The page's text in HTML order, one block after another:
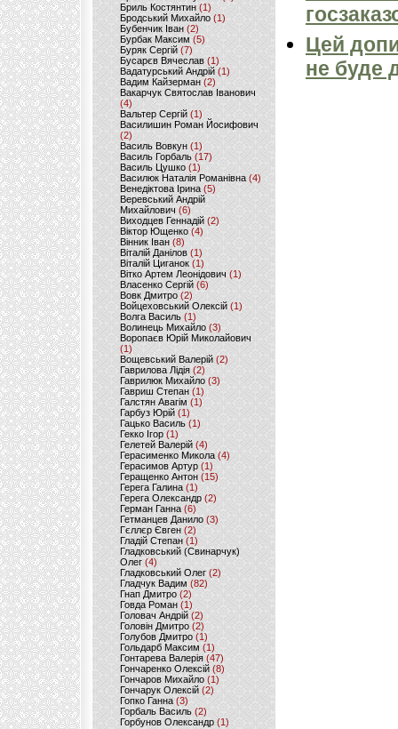
Бриль Костянтин (1)
Бродський Михайло (1)
Бубенчик Іван(2)
Бурбак Максим (5)
Буряк Сергій (7)
Бусарєв Вячеслав (1)
Вадатурський Андрій (1)
Вадим Кайзерман (2)
Вакарчук Святослав Іванович
(4)
Вальтер Сергій (1)
Василишин Роман Йосифович
(2)
Василь Вовкун (1)
Василь Горбаль (17)
Василь Цушко (1)
Василюк Наталія Романівна (4)
Венедіктова Ірина(5)
Веревський Андрій
Михайлович (6)
Виходцев Геннадій (2)
Віктор Ющенко (4)
Вінник Іван (8)
Віталій Данілов (1)
Віталій Циганок (1)
Вітко Артем Леонідович(1)
Власенко Сергій (6)
Вовк Дмитро(2)
Войцеховський Олексій(1)
Волга Василь (1)
Волинець Михайло (3)
Воропаєв Юрій Миколайович
(1)
Вощевський Валерій(2)
Гаврилова Лідія (2)
Гаврилюк Михайло (3)
Гавриш Степан (1)
Галстян Авагім (1)
Гарбуз Юрій (1)
Гацько Василь (1)
Гекко Ігор(1)
Гелетей Валерій (4)
Герасименко Микола (4)
Герасимов Артур (1)
Геращенко Антон(15)
Герега Галина (1)
Герега Олександр (2)
Герман Ганна (6)
Гетманцев Данило (3)
Гєллєр Євген (2)
Гладій Степан(1)
Гладковський (Свинарчук)
Олег (4)
Гладковський Олег (2)
Гладчук Вадим (82)
Гнап Дмитро (2)
Говда Роман(1)
Головач Андрій (2)
Головін Дмитро (2)
Голубов Дмитро (1)
Гольдарб Максим(1)
Гонтарева Валерія (47)
Гончаренко Олексій(8)
Гончаров Михайло (1)
Гончарук Олексій (2)
Гопко Ганна (3)
Горбаль Василь (2)
Горбунов Олександр (1)
Цей
не буде